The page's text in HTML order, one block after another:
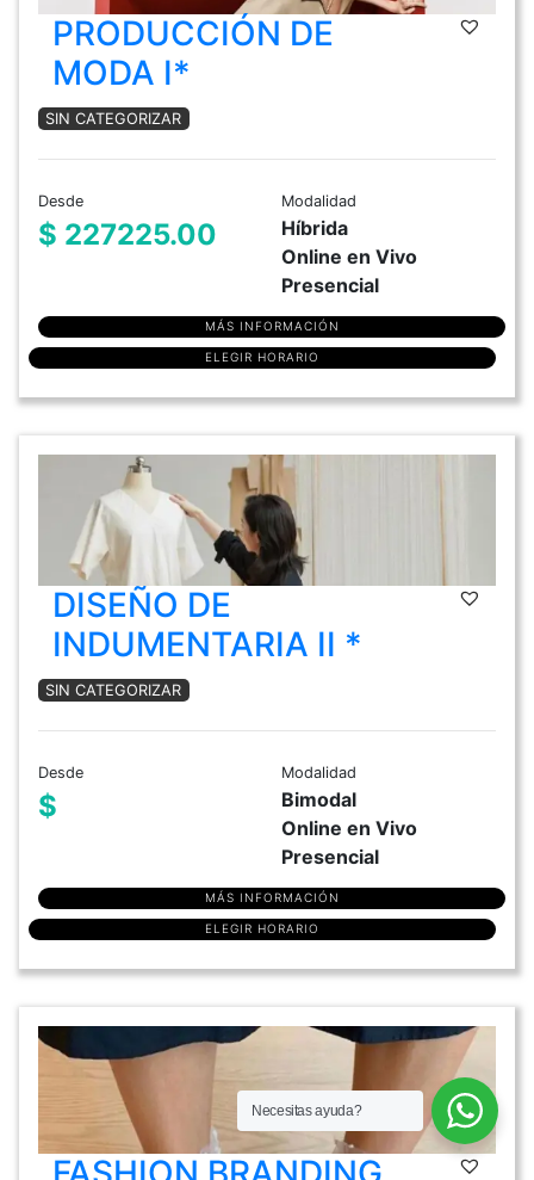
PRODUCCIÓN DE
MODA I*
SIN CATEGORIZAR
Desde
$ 227225.00
Modalidad
Híbrida
Online en Vivo
Presencial
MÁS INFORMACIÓN
ELEGIR HORARIO
DISEÑO DE
INDUMENTARIA II *
SIN CATEGORIZAR
Desde
$
Modalidad
Bimodal
Online en Vivo
Presencial
MÁS INFORMACIÓN
ELEGIR HORARIO
Necesitas ayuda?